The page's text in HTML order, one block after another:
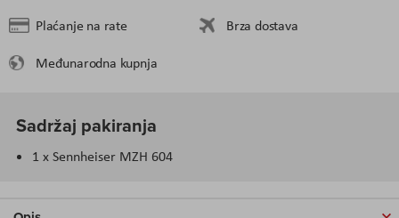
Plaćanje na rate
Brza dostava
Međunarodna kupnja
Sadržaj pakiranja
1 x Sennheiser MZH 604